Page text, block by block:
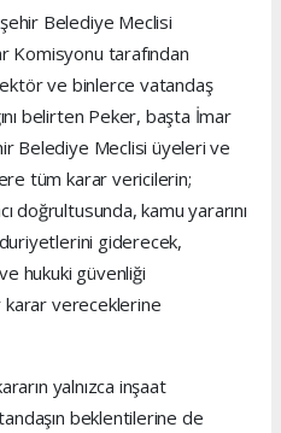
Belediye Meclisi
Komisyonu tarafından
ve binlerce vatandaş
belirten Peker, başta İmar
Belediye Meclisi üyeleri ve
tüm karar vericilerin;
doğrultusunda, kamu yararını
giderecek,
hukuki güvenliği
karar vereceklerine
yalnızca inşaat
beklentilerine de